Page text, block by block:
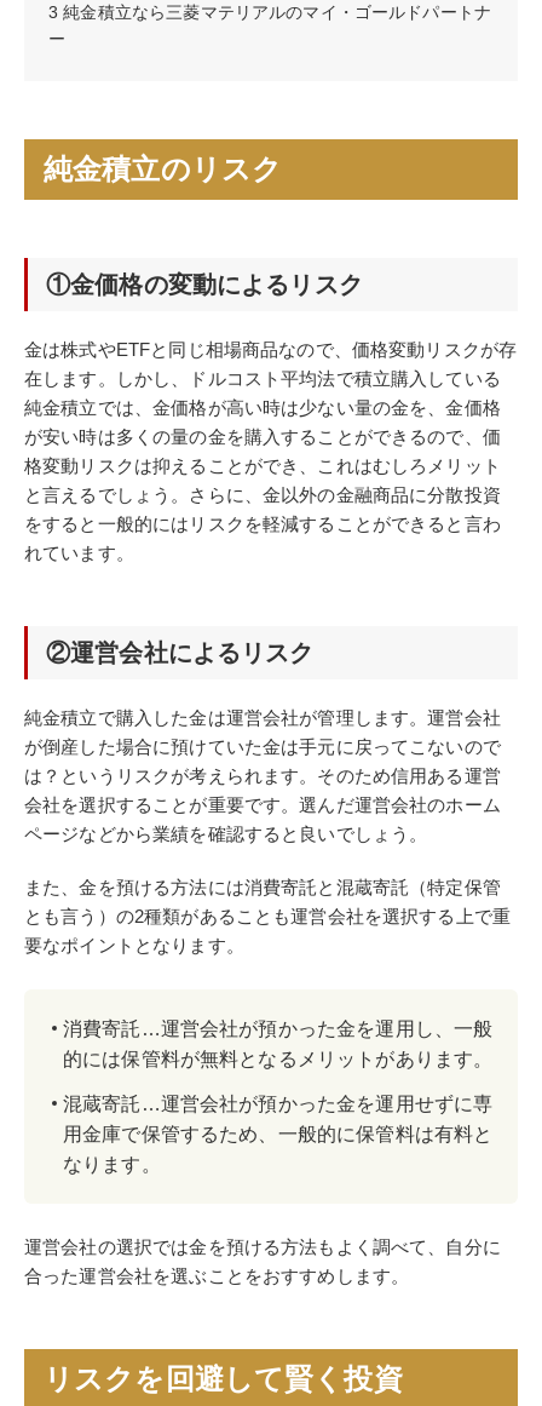
3 純金積立なら三菱マテリアルのマイ・ゴールドパートナ
ー
純金積立のリスク
①金価格の変動によるリスク
金は株式やETFと同じ相場商品なので、価格変動リスクが存
在します。しかし、ドルコスト平均法で積立購入している
純金積立では、金価格が高い時は少ない量の金を、金価格
が安い時は多くの量の金を購入することができるので、価
格変動リスクは抑えることができ、これはむしろメリット
と言えるでしょう。さらに、金以外の金融商品に分散投資
をすると一般的にはリスクを軽減することができると言わ
れています。
②運営会社によるリスク
純金積立で購入した金は運営会社が管理します。運営会社
が倒産した場合に預けていた金は手元に戻ってこないので
は？というリスクが考えられます。そのため信用ある運営
会社を選択することが重要です。選んだ運営会社のホーム
ページなどから業績を確認すると良いでしょう。
また、金を預ける方法には消費寄託と混蔵寄託（特定保管
とも言う）の2種類があることも運営会社を選択する上で重
要なポイントとなります。
消費寄託…運営会社が預かった金を運用し、一般
的には保管料が無料となるメリットがあります。
混蔵寄託…運営会社が預かった金を運用せずに専
用金庫で保管するため、一般的に保管料は有料と
なります。
運営会社の選択では金を預ける方法もよく調べて、自分に
合った運営会社を選ぶことをおすすめします。
リスクを回避して賢く投資